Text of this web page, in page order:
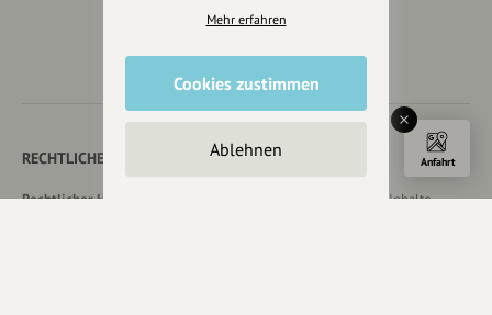
Anfahrt
RECHTLICHER HINWEIS UND TRANSPARENZHINWEIS
Rechtlicher Hinweis:
Die auf dieser Website veröffentlichten Inhalte
Mehr erfahren
Cookies zustimmen
Ablehnen